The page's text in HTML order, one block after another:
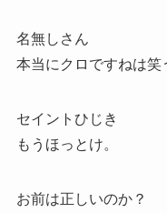
名無しさん
本当にクロですねは笑
セイントひじき
もうほっとけ。
お前は正しいのか？